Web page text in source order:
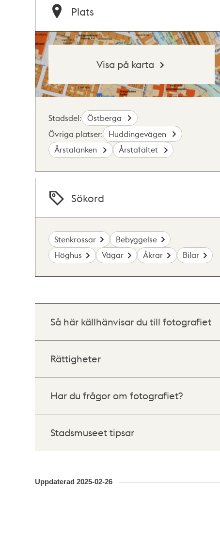
Plats
Visa på karta
Stadsdel:
Östberga
Övriga platser:
Huddingevägen
Årstalänken
Årstafältet
Sökord
Stenkrossar
Bebyggelse
Höghus
Vägar Åkrar Bilar
Så här källhänvisar du till fotografiet
Rättigheter
Har du frågor om fotografiet?
Stadsmuseet tipsar
Uppdaterad 2025-02-26